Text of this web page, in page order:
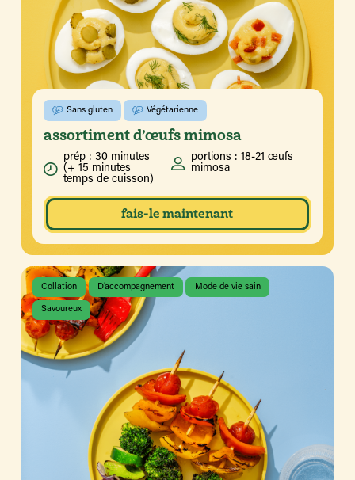
Sans gluten Végétarienne
assortiment d’œufs mimosa
prép : 30 minutes
(+ 15 minutes
temps de cuisson)
portions : 18-21 œufs
mimosa
fais-le maintenant
Collation D’accompagnement Mode de vie sain
Savoureux